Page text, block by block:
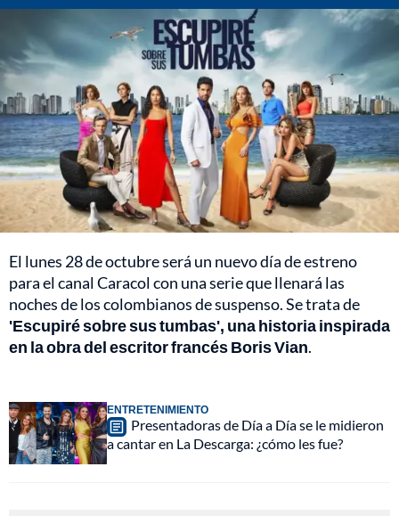
El lunes 28 de octubre será un nuevo día de estreno
para el canal Caracol con una serie que llenará las
noches de los colombianos de suspenso. Se trata de
'Escupiré sobre sus tumbas', una historia inspirada
en la obra del escritor francés Boris Vian.
ENTRETENIMIENTO
Presentadoras de Día a Día se le midieron
a cantar en La Descarga: ¿cómo les fue?